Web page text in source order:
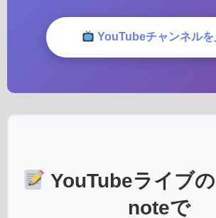
YouTubeチャンネルを
YouTubeライブ
noteで